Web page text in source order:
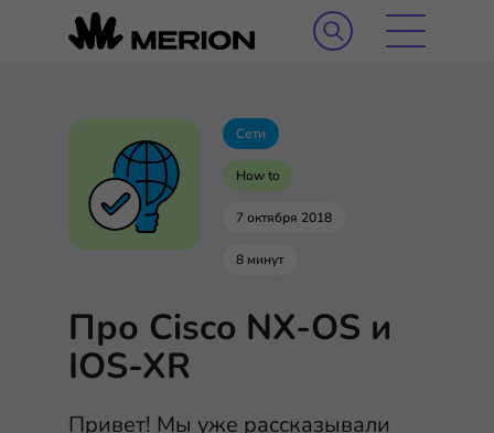
Сети
How to
7 октября 2018
8 минут
Про Cisco NX-OS и
IOS-XR
Привет! Мы уже рассказывали